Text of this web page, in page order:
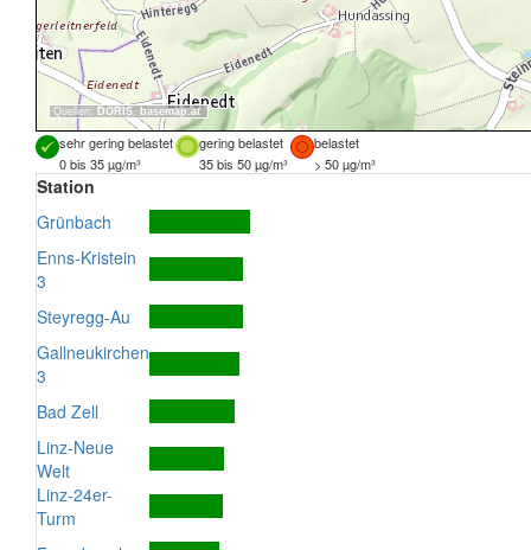
Quellen: DORIS, basemap.at
sehr gering belastet gering belastet
belastet
0 bis 35 µg/m³
35 bis 50 µg/m³ > 50 µg/m³
Station
Grünbach
Enns-Kristein
3
Steyregg-Au
Gallneukirchen
3
Bad Zell
Linz-Neue
Welt
Linz-24er-
Turm